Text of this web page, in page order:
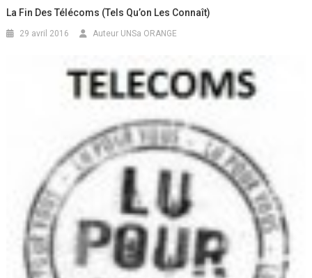
La Fin Des Télécoms (tels Qu’on Les Connaît)
29 avril 2016 Auteur UNSa ORANGE